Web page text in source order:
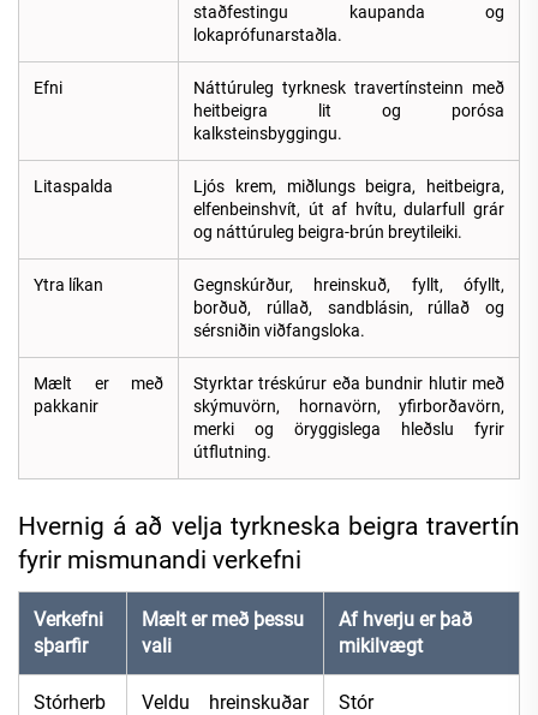
staðfestingu kaupanda og
lokaprófunarstaðla.
Efni
Náttúruleg tyrknesk travertínsteinn með
heitbeigra lit og porósa
kalksteinsbyggingu.
Litaspalda
Ljós krem, miðlungs beigra, heitbeigra,
elfenbeinshvít, út af hvítu, dularfull grár
og náttúruleg beigra-brún breytileiki.
Ytra líkan
Gegnskúrður, hreinskuð, fyllt, ófyllt,
borðuð, rúllað, sandblásin, rúllað og
sérsniðin viðfangsloka.
Mælt er með
pakkanir
Styrktar tréskúrur eða bundnir hlutir með
skýmuvörn, hornavörn, yfirborðavörn,
merki og öryggislega hleðslu fyrir
útflutning.
Hvernig á að velja tyrkneska beigra travertín
fyrir mismunandi verkefni
Verkefni
sþarfir
Mælt er með þessu
vali
Af hverju er það
mikilvægt
Stórherb
Veldu hreinskuðar
Stór